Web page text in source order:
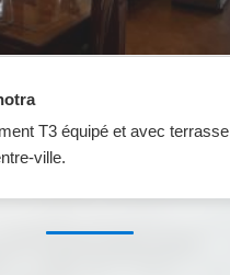
T3 équipé et avec terrasse
ville.